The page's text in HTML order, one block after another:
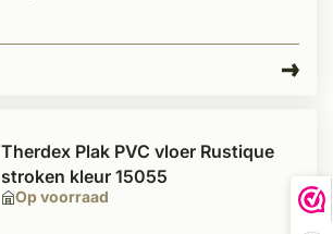
Op voorraad
Therdex Plak PVC vloer Rustique
stroken kleur 15055